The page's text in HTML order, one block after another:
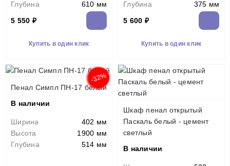
Глубина
610 мм
5 550 ₽
Купить в один клик
Глубина
375 мм
5 600 ₽
Купить в один клик
-32%
Пенал Симпл ПН-17 белый
В наличии
Ширина
402 мм
Высота
1900 мм
Глубина
514 мм
Шкаф пенал открытый
Паскаль белый - цемент
светлый
В наличии